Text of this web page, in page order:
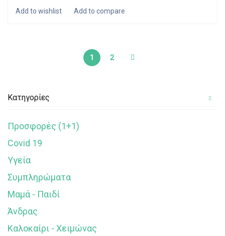
Κατηγορίες
Προσφορές (1+1)
Covid 19
Υγεία
Συμπληρώματα
Μαμά - Παιδί
Άνδρας
Καλοκαίρι - Χειμώνας
1 2